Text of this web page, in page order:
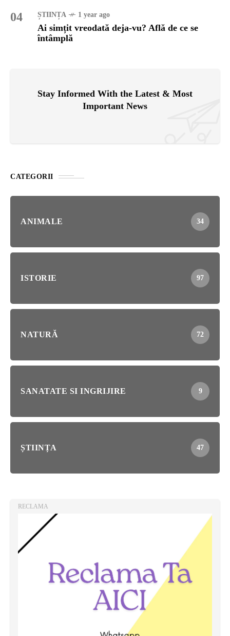
04 ȘTIINȚA 1 year ago
Ai simțit vreodată deja-vu? Află de ce se
întâmplă
Stay Informed With the Latest & Most
Important News
CATEGORII
ANIMALE 34
ISTORIE 97
NATURĂ 72
SANATATE SI INGRIJIRE 9
ȘTIINȚA 47
RECLAMA